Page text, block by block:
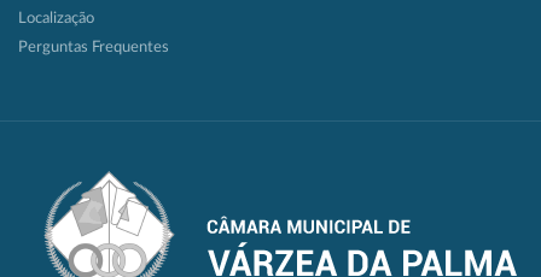
Localização
Perguntas Frequentes